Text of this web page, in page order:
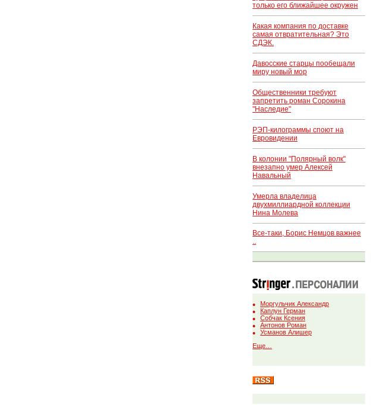
только его ближайшее окружен
Какая компания по доставке
самая отвратительная? Это
СДЭК.
Давосские старцы пообещали
миру новый мор
Общественники требуют
запретить роман Сорокина
"Наследие"
РЭП-килограммы споют на
Евровидении
В колонии "Полярный волк"
внезапно умер Алексей
Навальный
Умерла владелица
двухмиллиардной коллекции
Нина Молева
Все-таки, Борис Немцов важнее
..
Моргульчик Александр
Каплун Герман
Собчак Ксения
Антонов Роман
Усманов Алишер
Еще…